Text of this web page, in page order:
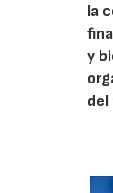
la
y
del